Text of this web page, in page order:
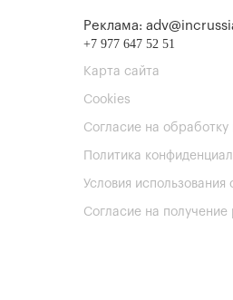
Реклама:
+7 977 647 52 51
Карта сайта
Cookies
Согласие на
Политика
Условия
Согласие на получение